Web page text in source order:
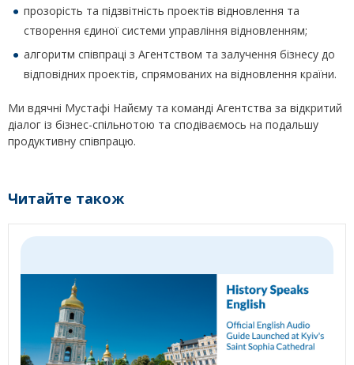
прозорість та підзвітність проектів відновлення та
створення єдиної системи управління відновленням;
алгоритм співпраці з Агентством та залучення бізнесу до
відповідних проектів, спрямованих на відновлення країни.
Ми вдячні Мустафі Найєму та команді Агентства за відкритий
діалог із бізнес-спільнотою та сподіваємось на подальшу
продуктивну співпрацю.
Читайте також